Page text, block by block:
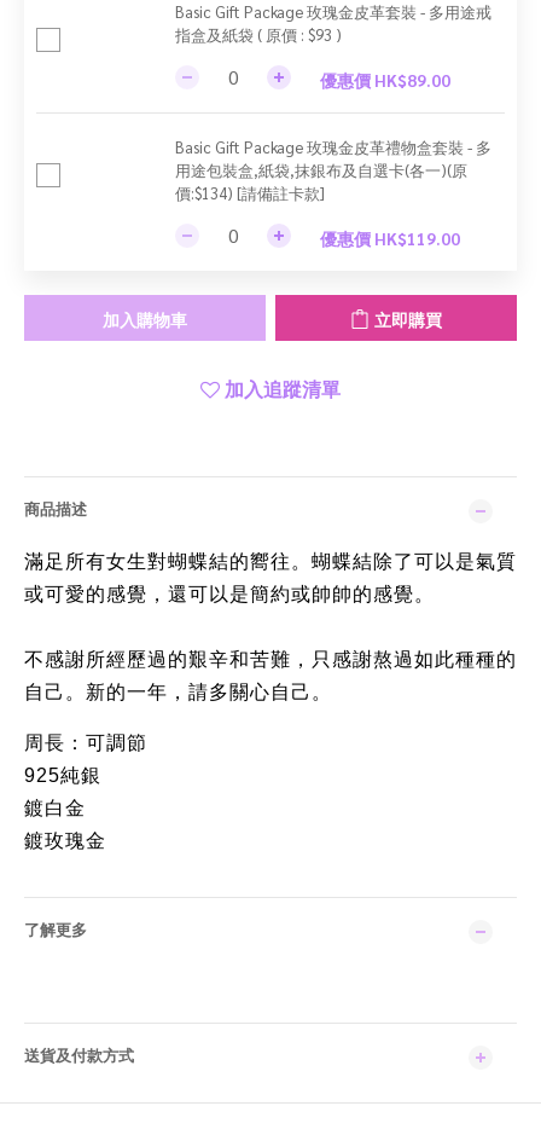
Basic Gift Package 玫瑰金皮革套裝 - 多用途戒
指盒及紙袋 ( 原價 : $93 )
優惠價 HK$89.00
Basic Gift Package 玫瑰金皮革禮物盒套裝 - 多
用途包裝盒,紙袋,抹銀布及自選卡(各一)(原
價:$134) [請備註卡款]
優惠價 HK$119.00
加入購物車 立即購買
加入追蹤清單
商品描述
滿足所有女生對蝴蝶結的嚮往。蝴蝶結除了可以是氣質
或可愛的感覺，還可以是簡約或帥帥的感覺。
不感謝所經歷過的艱辛和苦難，只感謝熬過如此種種的
自己。新的一年，請多關心自己。
周長：可調節
925純銀
鍍白金
鍍玫瑰金
了解更多
送貨及付款方式